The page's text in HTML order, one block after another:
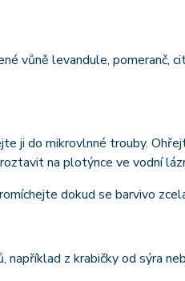
vůně levandule, pomeranč,
ji do mikrovlnné trouby.
na plotýnce ve vodní
dokud se barvivo
z krabičky od sýra